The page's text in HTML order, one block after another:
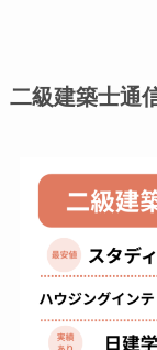
二級建築士通